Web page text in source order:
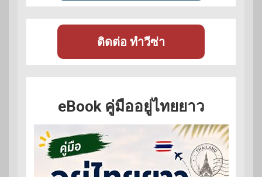
ติดต่อ ทำวีซ่า
eBook คู่มืออยู่ไทยยาว